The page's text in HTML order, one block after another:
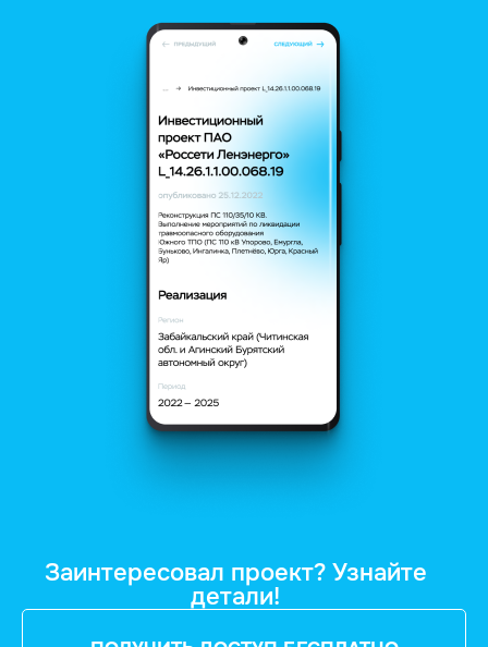
Заинтересовал проект? Узнайте
детали!